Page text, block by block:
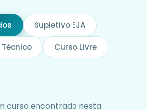
Supletivo EJA
Curso Livre
curso encontrado nesta